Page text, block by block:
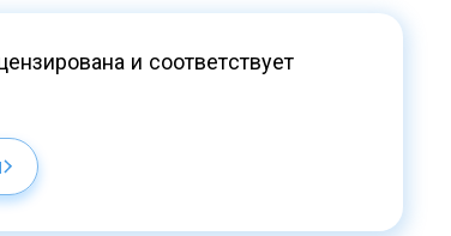
и соответствует